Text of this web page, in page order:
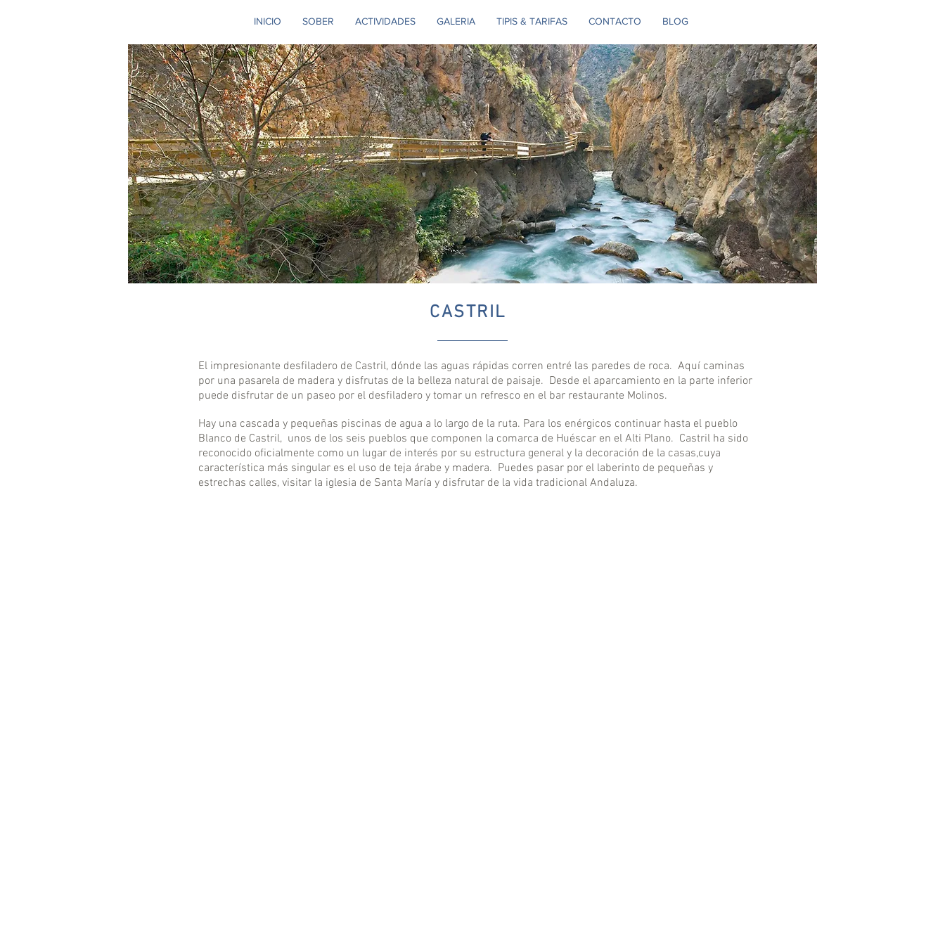
INICIO SOBER ACTIVIDADES GALERIA TIPIS & TARIFAS CONTACTO BLOG
CASTRIL
El impresionante desfiladero de Castril, dónde las aguas rápidas corren entré las paredes de roca. Aquí caminas
por una pasarela de madera y disfrutas de la belleza natural de paisaje. Desde el aparcamiento en la parte inferior
puede disfrutar de un paseo por el desfiladero y tomar un refresco en el bar restaurante Molinos.
Hay una cascada y pequeñas piscinas de agua a lo largo de la ruta. Para los enérgicos continuar hasta el pueblo
Blanco de Castril, unos de los seis pueblos que componen la comarca de Huéscar en el Alti Plano. Castril ha sido
reconocido oficialmente como un lugar de interés por su estructura general y la decoración de la casas,cuya
característica más singular es el uso de teja árabe y madera. Puedes pasar por el laberinto de pequeñas y
estrechas calles, visitar la iglesia de Santa María y disfrutar de la vida tradicional Andaluza.